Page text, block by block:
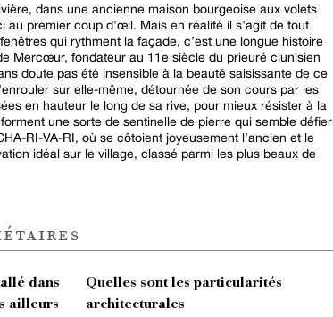
dans une ancienne maison bourgeoise aux volets
au premier coup d’œil. Mais en réalité il s’agit de tout
qui rythment la façade, c’est une longue histoire
Mercœur, fondateur au 11e siècle du prieuré clunisien
doute pas été insensible à la beauté saisissante de ce
sur elle-même, détournée de son cours par les
en hauteur le long de sa rive, pour mieux résister à la
une sorte de sentinelle de pierre qui semble défier
RI-VA-RI, où se côtoient joyeusement l’ancien et le
idéal sur le village, classé parmi les plus beaux de
dans
ailleurs
Quelles sont les particularités
architecturales